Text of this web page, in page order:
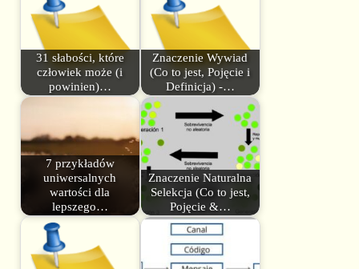
31 słabości, które
człowiek może (i
powinien)…
Znaczenie Wywiad
(Co to jest, Pojęcie i
Definicja) -…
7 przykładów
uniwersalnych
wartości dla
lepszego…
Znaczenie Naturalna
Selekcja (Co to jest,
Pojęcie &…